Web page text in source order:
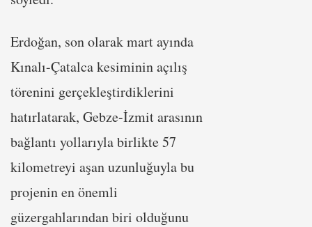
Erdoğan, son olarak mart ayında
Kınalı-Çatalca kesiminin açılış
törenini gerçekleştirdiklerini
hatırlatarak, Gebze-İzmit arasının
bağlantı yollarıyla birlikte 57
kilometreyi aşan uzunluğuyla bu
projenin en önemli
güzergahlarından biri olduğunu